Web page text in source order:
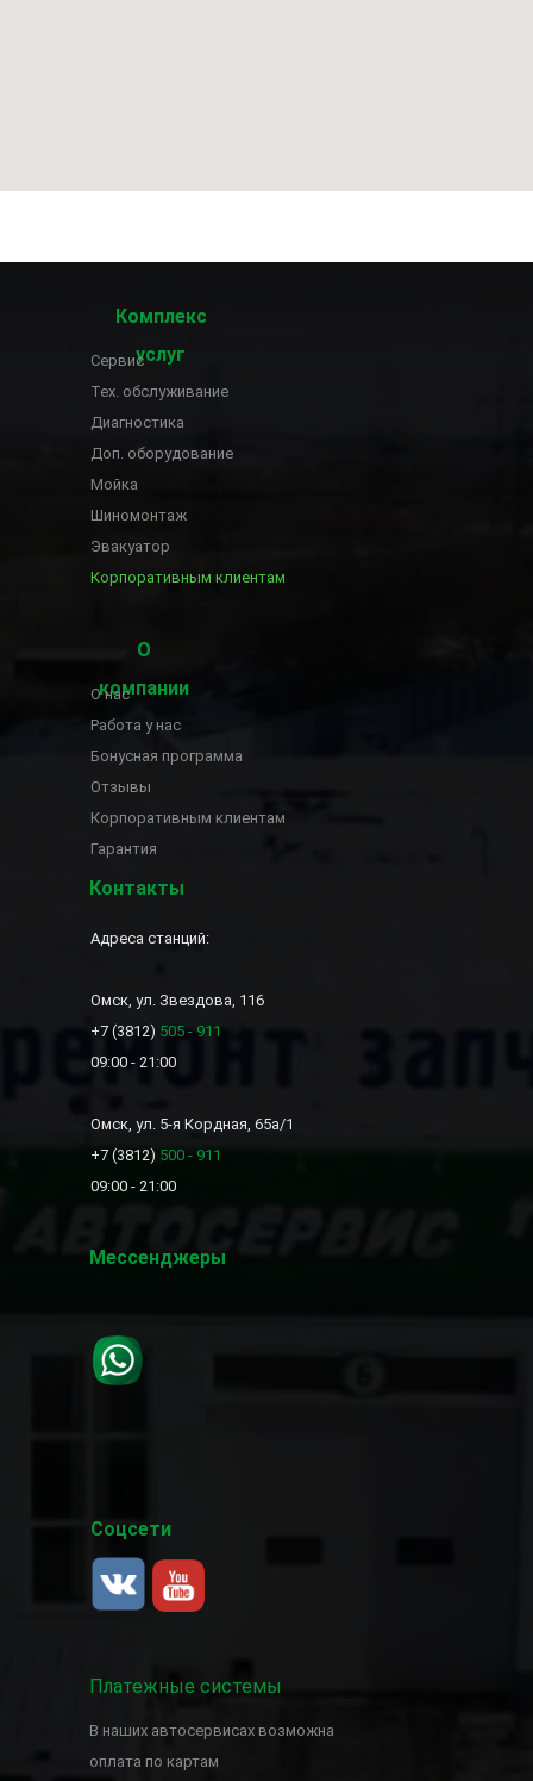
Комплекс
услуг
В наших автосервисах возможна
оплата по картам
Контакты
О
компании
Соцсети
Мессенджеры
Сервис
Тех. обслуживание
Диагностика
Доп. оборудование
Мойка
Шиномонтаж
Эвакуатор
Корпоративным клиентам
Адреса станций:
Омск, ул. Звездова, 116
+7 (3812) 505 - 911
09:00 - 21:00
Омск, ул. 5-я Кордная, 65а/1
+7 (3812) 500 - 911
09:00 - 21:00
О нас
Работа у нас
Бонусная программа
Отзывы
Корпоративным клиентам
Гарантия
Платежные системы